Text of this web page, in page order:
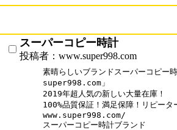
スーパーコピー時計
投稿者：www.super998.com
素晴らしいブランドスーパーコピー
super998.com」
2019年超人気の新しい大量在庫！
100%品質保証！満足保障！リピー
www.super998.com/
スーパーコピー時計ブランド